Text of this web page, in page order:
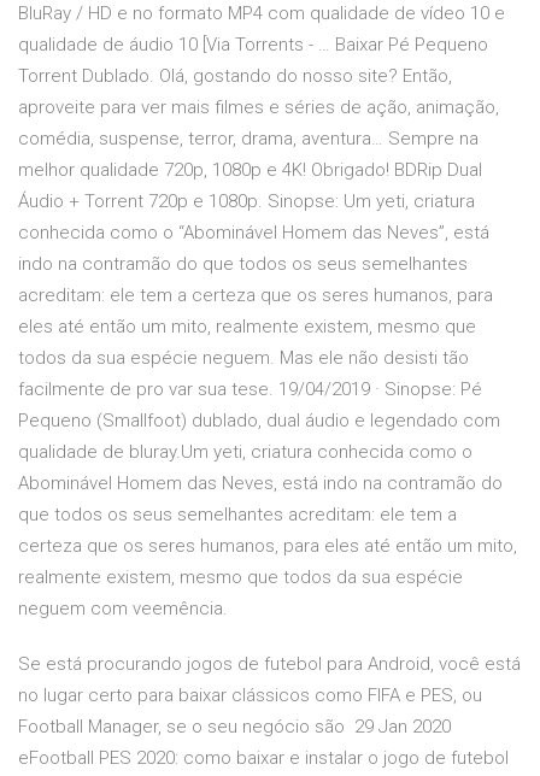
BluRay / HD e no formato MP4 com qualidade de vídeo 10 e
qualidade de áudio 10 [Via Torrents - … Baixar Pé Pequeno
Torrent Dublado. Olá, gostando do nosso site? Então,
aproveite para ver mais filmes e séries de ação, animação,
comédia, suspense, terror, drama, aventura… Sempre na
melhor qualidade 720p, 1080p e 4K! Obrigado! BDRip Dual
Áudio + Torrent 720p e 1080p. Sinopse: Um yeti, criatura
conhecida como o “Abominável Homem das Neves”, está
indo na contramão do que todos os seus semelhantes
acreditam: ele tem a certeza que os seres humanos, para
eles até então um mito, realmente existem, mesmo que
todos da sua espécie neguem. Mas ele não desisti tão
facilmente de pro var sua tese. 19/04/2019 · Sinopse: Pé
Pequeno (Smallfoot) dublado, dual áudio e legendado com
qualidade de bluray.Um yeti, criatura conhecida como o
Abominável Homem das Neves, está indo na contramão do
que todos os seus semelhantes acreditam: ele tem a
certeza que os seres humanos, para eles até então um mito,
realmente existem, mesmo que todos da sua espécie
neguem com veemência.
Se está procurando jogos de futebol para Android, você está
no lugar certo para baixar clássicos como FIFA e PES, ou
Football Manager, se o seu negócio são 29 Jan 2020
eFootball PES 2020: como baixar e instalar o jogo de futebol